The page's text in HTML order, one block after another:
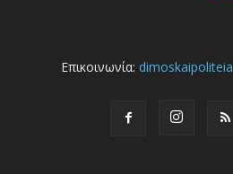
Επικοινωνία: